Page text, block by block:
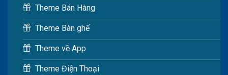
Theme Bán Hàng
Theme Bàn ghế
Theme về App
Theme Điện Thoại